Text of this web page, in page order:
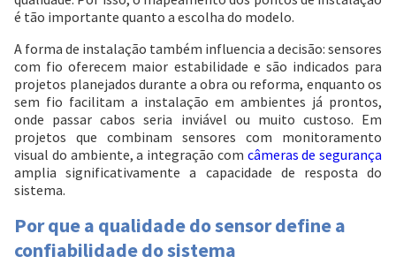
é tão importante quanto a escolha do modelo.
A forma de instalação também influencia a decisão: sensores
com fio oferecem maior estabilidade e são indicados para
projetos planejados durante a obra ou reforma, enquanto os
sem fio facilitam a instalação em ambientes já prontos,
onde passar cabos seria inviável ou muito custoso. Em
projetos que combinam sensores com monitoramento
visual do ambiente, a integração com câmeras de segurança
amplia significativamente a capacidade de resposta do
sistema.
Por que a qualidade do sensor define a
confiabilidade do sistema